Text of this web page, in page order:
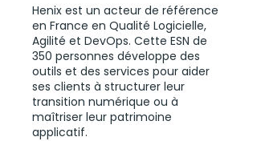
Henix est un acteur de référence
en France en Qualité Logicielle,
Agilité et DevOps. Cette ESN de
350 personnes développe des
outils et des services pour aider
ses clients à structurer leur
transition numérique ou à
maîtriser leur patrimoine
applicatif.